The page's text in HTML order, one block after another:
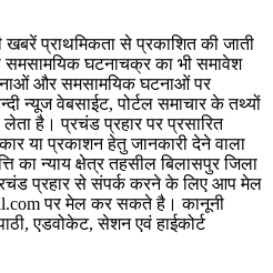
खबरें प्राथमिकता से प्रकाशित की जाती
समसामयिक घटनाचक्र का भी समावेश
और समसामयिक घटनाओं पर
न्यूज वेबसाईट, पोर्टल समाचार के तथ्यों
लेता है। प्रचंड प्रहार पर प्रसारित
या प्रकाशन हेतु जानकारी देने वाला
का न्याय क्षेत्र तहसील बिलासपुर जिला
प्रहार से संपर्क करने के लिए आप मेल
पर मेल कर सकते है। कानूनी
एडवोकेट, सेशन एवं हाईकोर्ट